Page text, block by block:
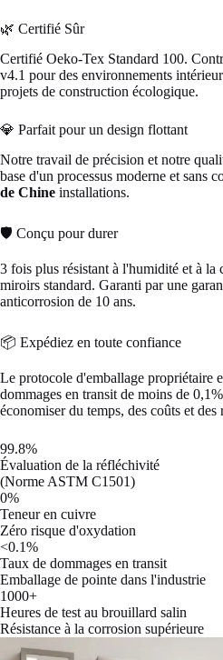
🌿 Certifié Sûr
Certifié Oeko-Tex Standard 100.
v4.1 pour des environnements
projets de construction écologique.
💎 Parfait pour un design flottant
Notre travail de précision et notre
base d'un processus moderne et sans
de Chine installations.
🛡️ Conçu pour durer
3 fois plus résistant à l'humidité et à la
miroirs standard. Garanti par une
anticorrosion de 10 ans.
📦 Expédiez en toute confiance
Le protocole d'emballage propriétaire
dommages en transit de moins de
économiser du temps, des coûts et des
99.8%
Évaluation de la réfléchivité
(Norme ASTM C1501)
0%
Teneur en cuivre
Zéro risque d'oxydation
<0.1%
Taux de dommages en transit
Emballage de pointe dans l'industrie
1000+
Heures de test au brouillard salin
Résistance à la corrosion supérieure